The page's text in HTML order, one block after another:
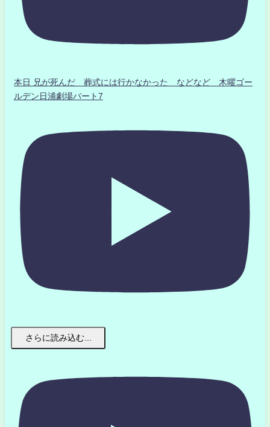
本日 兄が死んだ 葬式には行かなかった などなど 木曜ゴー
ルデン日浦劇場パート7
さらに読み込む...